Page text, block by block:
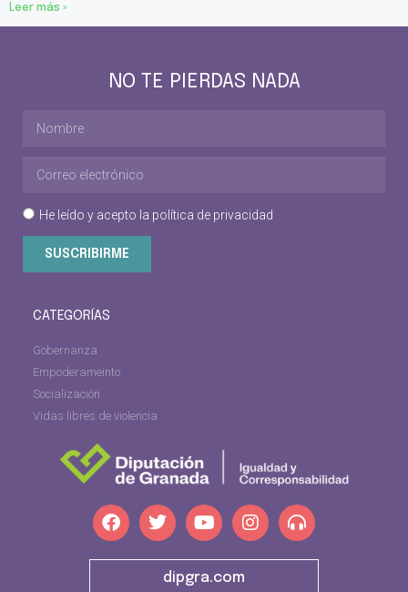
Leer más »
dipgra.com
CATEGORÍAS
Gobernanza
Empoderameinto
Socialización
Vidas libres de violencia
NO TE PIERDAS NADA
He leído y acepto la política de privacidad
SUSCRIBIRME